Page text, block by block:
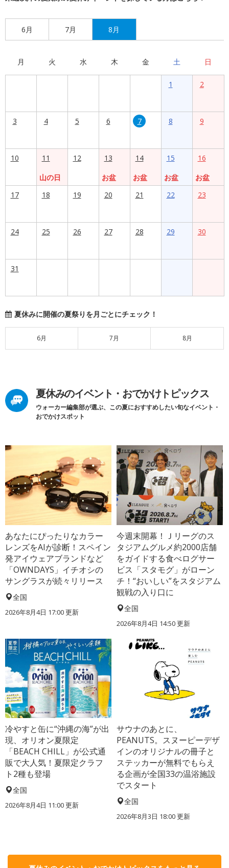
6月 7月 8月
月 火 水 木 金 土 日
1 2
3 4 5 6 7 8 9
10
11
山の日
12
13
お盆
14
お盆
15
お盆
16
お盆
17
18 19 20 21 22 23
24 25 26 27 28 29 30
31
夏休みに開催の夏祭りを月ごとにチェック！
6月 7月 8月
夏休みのイベント・おでかけトピックス
ウォーカー編集部が選ぶ、この夏におすすめしたい旬なイベント・
おでかけスポット
あなたにぴったりなカラー
レンズをAIが診断！スペイン
発アイウェアブランドなど
「OWNDAYS」イチオシの
サングラスが続々リリース
全国
2026年8月4日 17:00更新
今週末開幕！Ｊリーグのス
タジアムグルメ約2000店舗
をガイドする食べログサー
ビス「スタモグ」がローン
チ！“おいしい”をスタジアム
観戦の入り口に
全国
2026年8月4日 14:50更新
冷やすと缶に“沖縄の海”が出
現、オリオン夏限定
「BEACH CHILL」が公式通
販で大人気！夏限定クラフ
ト2種も登場
全国
2026年8月4日 11:00更新
サウナのあとに、
PEANUTS。スヌーピーデザ
インのオリジナルの冊子と
ステッカーが無料でもらえ
る企画が全国33の温浴施設
でスタート
全国
2026年8月3日 18:00更新